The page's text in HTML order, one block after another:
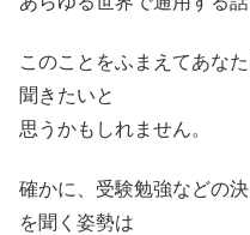
このことをふまえてあな
聞きたいと
思うかもしれません。
確かに、受験勉強などの
を聞く姿勢は